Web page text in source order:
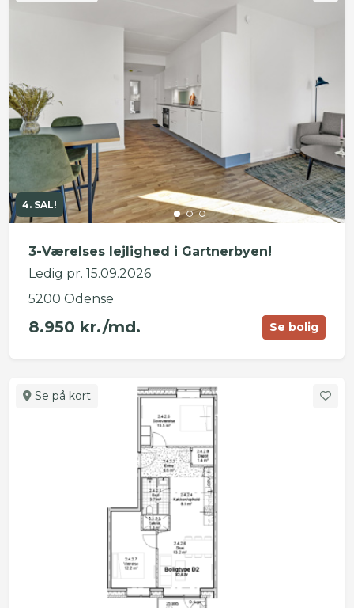
4. SAL!
3-Værelses lejlighed i Gartnerbyen!
Ledig pr. 15.09.2026
5200 Odense
8.950 kr./md. Se bolig
Se på kort